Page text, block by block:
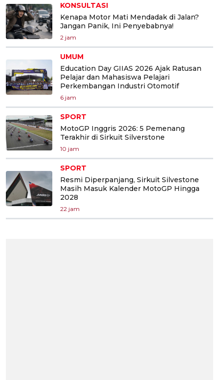
KONSULTASI
Kenapa Motor Mati Mendadak di Jalan?
Jangan Panik, Ini Penyebabnya!
2 jam
UMUM
Education Day GIIAS 2026 Ajak Ratusan
Pelajar dan Mahasiswa Pelajari
Perkembangan Industri Otomotif
6 jam
SPORT
MotoGP Inggris 2026: 5 Pemenang
Terakhir di Sirkuit Silverstone
10 jam
SPORT
Resmi Diperpanjang, Sirkuit Silvestone
Masih Masuk Kalender MotoGP Hingga
2028
22 jam